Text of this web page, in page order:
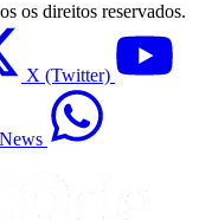
os direitos reservados.
X (Twitter)